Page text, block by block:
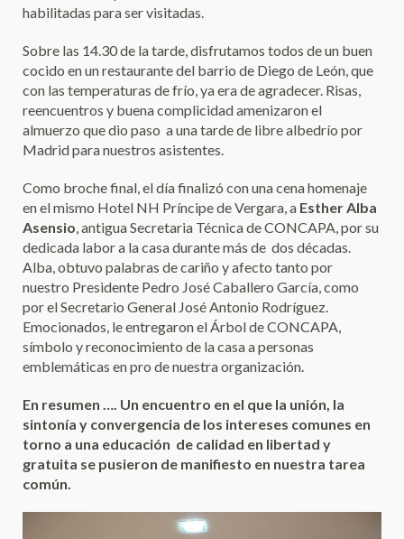
habilitadas para ser visitadas.
Sobre las 14.30 de la tarde, disfrutamos todos de un buen
cocido en un restaurante del barrio de Diego de León, que
con las temperaturas de frío, ya era de agradecer. Risas,
reencuentros y buena complicidad amenizaron el
almuerzo que dio paso a una tarde de libre albedrío por
Madrid para nuestros asistentes.
Como broche final, el día finalizó con una cena homenaje
en el mismo Hotel NH Príncipe de Vergara, a Esther Alba
Asensio, antigua Secretaria Técnica de CONCAPA, por su
dedicada labor a la casa durante más de dos décadas.
Alba, obtuvo palabras de cariño y afecto tanto por
nuestro Presidente Pedro José Caballero García, como
por el Secretario General José Antonio Rodríguez.
Emocionados, le entregaron el Árbol de CONCAPA,
símbolo y reconocimiento de la casa a personas
emblemáticas en pro de nuestra organización.
En resumen …. Un encuentro en el que la unión, la
sintonía y convergencia de los intereses comunes en
torno a una educación de calidad en libertad y
gratuita se pusieron de manifiesto en nuestra tarea
común.